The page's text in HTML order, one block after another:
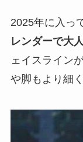
2025年に入っ
レンダーで大
ェイスライン
や脚もより細